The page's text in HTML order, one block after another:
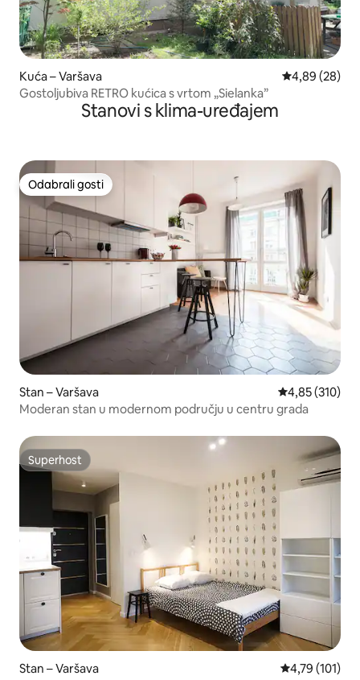
Kuća – Varšava Prosječna
4,89 (28)
Gostoljubiva RETRO kućica s vrtom „Sielanka”
Stanovi s klima-uređajem
Odabrali gosti
Odabrali gosti
Stan – Varšava Prosječna
4,85 (310)
Moderan stan u modernom području u centru grada
Superhost
Superhost
Stan – Varšava Prosječna
4,79 (101)